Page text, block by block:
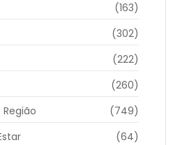
(163)
(302)
(222)
(260)
(749)
(64)